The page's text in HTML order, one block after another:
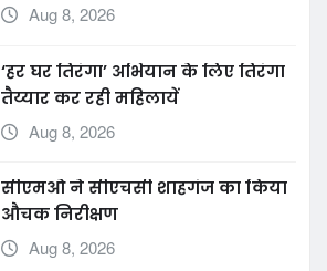
Aug 8, 2026
‘हर घर तिरंगा’ अभियान के लिए तिरंगा
तैय्यार कर रही महिलायें
Aug 8, 2026
सीएमओ ने सीएचसी शाहगंज का किया
औचक निरीक्षण
Aug 8, 2026